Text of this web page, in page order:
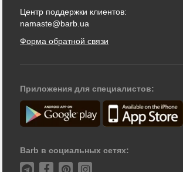
Центр поддержки клиентов:
namaste@barb.ua
Форма обратной связи
Приложения для специалистов:
Barb в социальных сетях: